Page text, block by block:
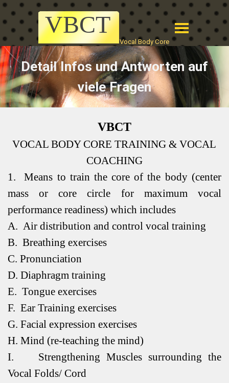
VBCT
Vocal Body Core
Detail Infos und Antworten auf
viele Fragen
VBCT
VOCAL BODY CORE TRAINING & VOCAL
COACHING
1.
Means to train the core of the body (center
mass or core circle for maximum vocal
performance readiness) which includes
A. Air distribution and control vocal training
B. Breathing exercises
C. Pronunciation
D. Diaphragm training
E. Tongue exercises
F. Ear Training exercises
G. Facial expression exercises
H. Mind (re-teaching the mind)
I.
Strengthening Muscles surrounding the
Vocal Folds/ Cord